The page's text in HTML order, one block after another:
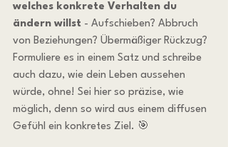
welches konkrete Verhalten du
ändern willst - Aufschieben? Abbruch
von Beziehungen? Übermäßiger Rückzug?
Formuliere es in einem Satz und schreibe
auch dazu, wie dein Leben aussehen
würde, ohne! Sei hier so präzise, wie
möglich, denn so wird aus einem diffusen
Gefühl ein konkretes Ziel. 🎯